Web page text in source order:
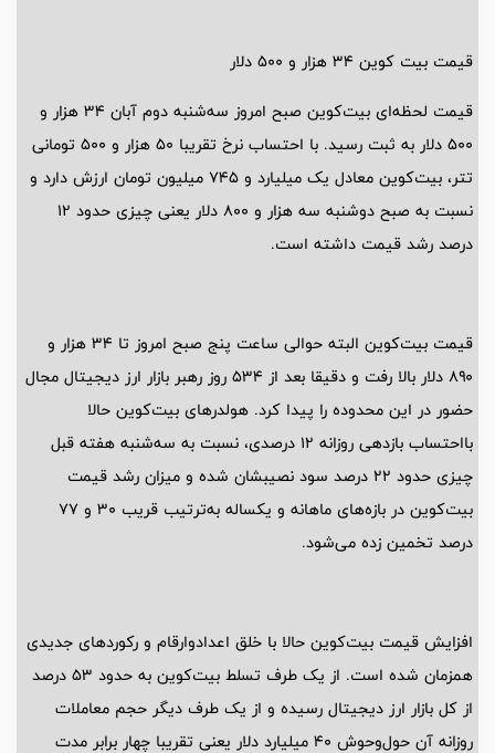
قیمت بیت کوین ۳۴ هزار و ۵۰۰ دلار
قیمت لحظه‌ای بیت‌کوین صبح امروز سه‌شنبه دوم آبان ۳۴ هزار و
۵۰۰ دلار به ثبت رسید. با احتساب نرخ تقریبا ۵۰ هزار و ۵۰۰ تومانی
تتر، بیت‌کوین معادل یک میلیارد و ۷۴۵ میلیون تومان ارزش دارد و
نسبت به صبح دوشنبه سه هزار و ۸۰۰ دلار یعنی چیزی حدود ۱۲
درصد رشد قیمت داشته است.
قیمت بیت‌کوین البته حوالی ساعت پنج صبح امروز تا ۳۴ هزار و
۸۹۰ دلار بالا رفت و دقیقا بعد از ۵۳۴ روز رهبر بازار ارز دیجیتال مجال
حضور در این محدوده را پیدا کرد. هولدر‌های بیت‌کوین حالا
بااحتساب بازدهی روزانه ۱۲ درصدی، نسبت به سه‌شنبه هفته قبل
چیزی حدود ۲۲ درصد سود نصیبشان شده و میزان رشد قیمت
بیت‌کوین در بازه‌های ماهانه و یکساله به‌ترتیب قریب ۳۰ و ۷۷
درصد تخمین زده می‌شود.
افزایش قیمت بیت‌کوین حالا با خلق اعدادوارقام و رکورد‌های جدیدی
همزمان شده است. از یک طرف تسلط بیت‌کوین به حدود ۵۳ درصد
از کل بازار ارز دیجیتال رسیده و از یک طرف دیگر حجم معاملات
روزانه آن حول‌وحوش ۴۰ میلیارد دلار یعنی تقریبا چهار برابر مدت